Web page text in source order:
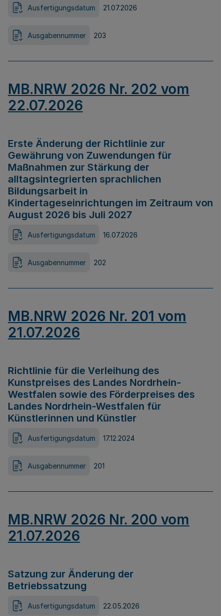
Ausfertigungsdatum 21.07.2026
Ausgabennummer 203
MB.NRW 2026 Nr. 202 vom
22.07.2026
Erste Änderung der Richtlinie zur
Gewährung von Zuwendungen für
Maßnahmen zur Stärkung der
alltagsintegrierten sprachlichen
Bildungsarbeit in
Kindertageseinrichtungen im Zeitraum von
August 2026 bis Juli 2027
Ausfertigungsdatum 16.07.2026
Ausgabennummer 202
MB.NRW 2026 Nr. 201 vom
21.07.2026
Richtlinie für die Verleihung des
Kunstpreises des Landes Nordrhein-
Westfalen sowie des Förderpreises des
Landes Nordrhein-Westfalen für
Künstlerinnen und Künstler
Ausfertigungsdatum 17.12.2024
Ausgabennummer 201
MB.NRW 2026 Nr. 200 vom
21.07.2026
Satzung zur Änderung der
Betriebssatzung
Ausfertigungsdatum 22.05.2026